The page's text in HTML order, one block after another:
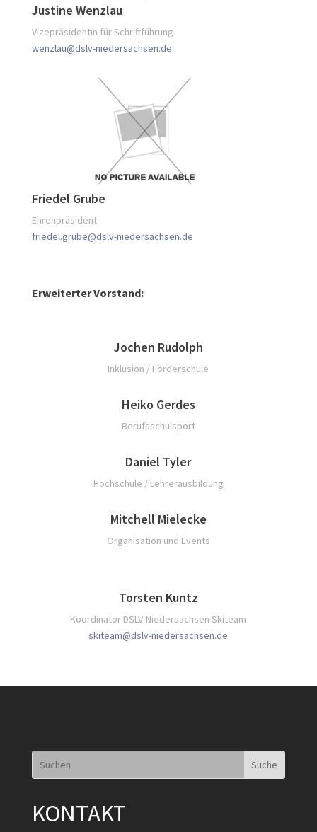
Justine Wenzlau
Vizepräsidentin für Schriftführung
wenzlau@dslv-niedersachsen.de
Friedel Grube
Ehrenpräsident
friedel.grube@dslv-niedersachsen.de
Erweiterter Vorstand:
Jochen Rudolph
Inklusion / Förderschule
Heiko Gerdes
Berufsschulsport
Daniel Tyler
Hochschule / Lehrerausbildung
Mitchell Mielecke
Organisation und Events
Torsten Kuntz
Koordinator DSLV-Niedersachsen Skiteam
skiteam@dslv-niedersachsen.de
KONTAKT